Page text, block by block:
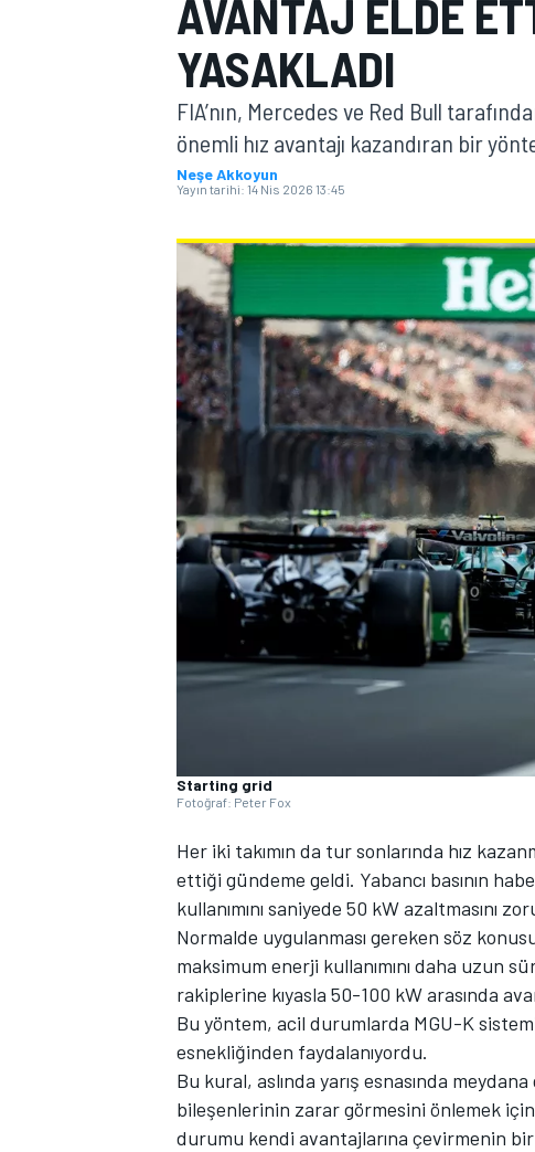
MOTOGP
WORLD SUPERBIKE
TÜRK SPORCULAR
AVANTAJ ELDE
YASAKLADI
FIA’nın, Mercedes ve Red Bull
önemli hız avantajı kazandıran bir
Neşe Akkoyun
Yayın tarihi: 14 Nis 2026 13:45
Starting grid
Fotoğraf: Peter Fox
Her iki takımın da tur sonlarında hız
ettiği gündeme geldi. Yabancı basının
kullanımını saniyede 50 kW azaltmasını
Normalde uygulanması gereken söz
maksimum enerji kullanımını daha uzun
rakiplerine kıyasla 50-100 kW arasında
Bu yöntem, acil durumlarda MGU-K
esnekliğinden faydalanıyordu.
Bu kural, aslında yarış esnasında
bileşenlerinin zarar görmesini önlemek
durumu kendi avantajlarına çevirmenin bir